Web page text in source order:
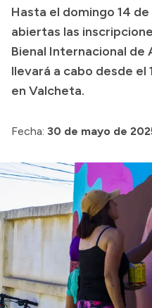
Presupuesto
Boletín Oficial
Compras y licitaciones
Consulta de expedientes
Convocatorias
Intranet
Login
Hasta el domingo 14
abiertas las
Bienal Internacional de
llevará a cabo desde el
en Valcheta.
Fecha: 30 de mayo de